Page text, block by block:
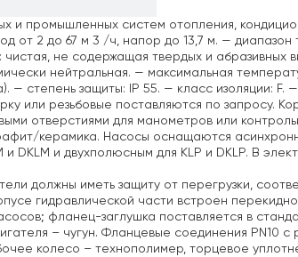
и промышленных систем отопления,
от 2 до 67 м 3 /ч, напор до 13,7 м. — диапазон
чистая, не содержащая твердых и абразивных
нейтральная. — максимальная
— степень защиты: IP 55. — класс изоляции: F.
или резьбовые поставляются по запросу.
отверстиями для манометров или
керамика. Насосы оснащаются
DKLM и двухполюсным для KLP и DKLP. В
должны иметь защиту от перегрузки,
гидравлической части встроен
фланец-заглушка поставляется в
– чугун. Фланцевые соединения PN10
колесо – технополимер, торцевое